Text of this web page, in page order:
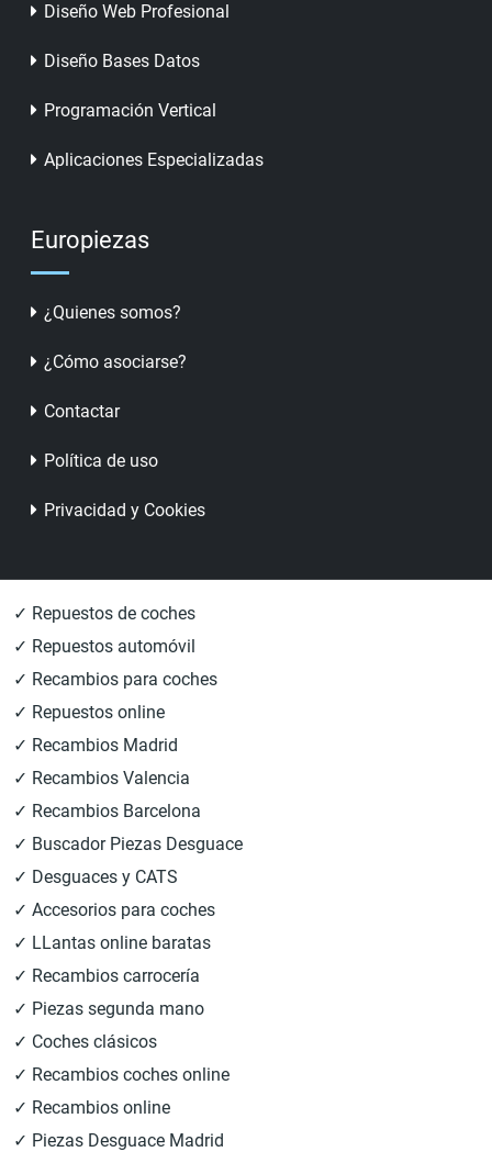
Diseño Web Profesional
Diseño Bases Datos
Programación Vertical
Aplicaciones Especializadas
Europiezas
¿Quienes somos?
¿Cómo asociarse?
Contactar
Política de uso
Privacidad y Cookies
✓ Repuestos de coches
✓ Repuestos automóvil
✓ Recambios para coches
✓ Repuestos online
✓ Recambios Madrid
✓ Recambios Valencia
✓ Recambios Barcelona
✓ Buscador Piezas Desguace
✓ Desguaces y CATS
✓ Accesorios para coches
✓ LLantas online baratas
✓ Recambios carrocería
✓ Piezas segunda mano
✓ Coches clásicos
✓ Recambios coches online
✓ Recambios online
✓ Piezas Desguace Madrid